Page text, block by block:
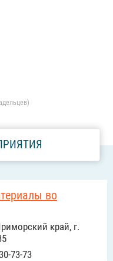
во
край, г.
73-73